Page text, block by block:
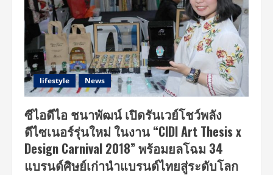
lifestyle News
ซีไอดีไอ ชนาพัฒน์ เปิดรันเวย์โชว์พลัง
ดีไซเนอร์รุ่นใหม่ ในงาน “CIDI Art Thesis x
Design Carnival 2018” พร้อมยลโฉม 34
แบรนด์ศิษย์เก่านำแบรนด์ไทยสู่ระดับโลก